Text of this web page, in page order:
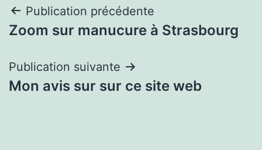
Navigation
de
l’article
Publication précédente
Zoom sur manucure à Strasbourg
Publication suivante
Mon avis sur sur ce site web